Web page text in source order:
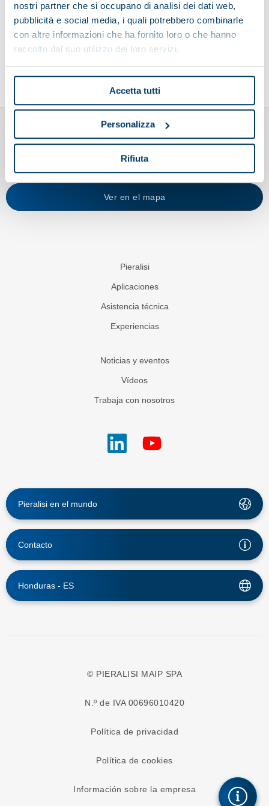
nostri partner che si occupano di analisi dei dati web,
pubblicità e social media, i quali potrebbero combinarle
con altre informazioni che ha fornito loro o che hanno
raccolto dal suo utilizzo dei loro servizi.
Accetta tutti
Personalizza
Rifiuta
Envía tu currículum
Ver en el mapa
Pieralisi
Aplicaciones
Asistencia técnica
Experiencias
Noticias y eventos
Vídeos
Trabaja con nosotros
Pieralisi en el mundo
Contacto
Honduras - ES
© PIERALISI MAIP SPA
N.º de IVA 00696010420
Política de privacidad
Política de cookies
Información sobre la empresa